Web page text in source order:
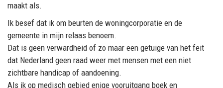
maakt als.
Ik besef dat ik om beurten de woningcorporatie en de
gemeente in mijn relaas benoem.
Dat is geen verwardheid of zo maar een getuige van het feit
dat Nederland geen raad weer met mensen met een niet
zichtbare handicap of aandoening.
Als ik op medisch gebied enige vooruitgang boek en